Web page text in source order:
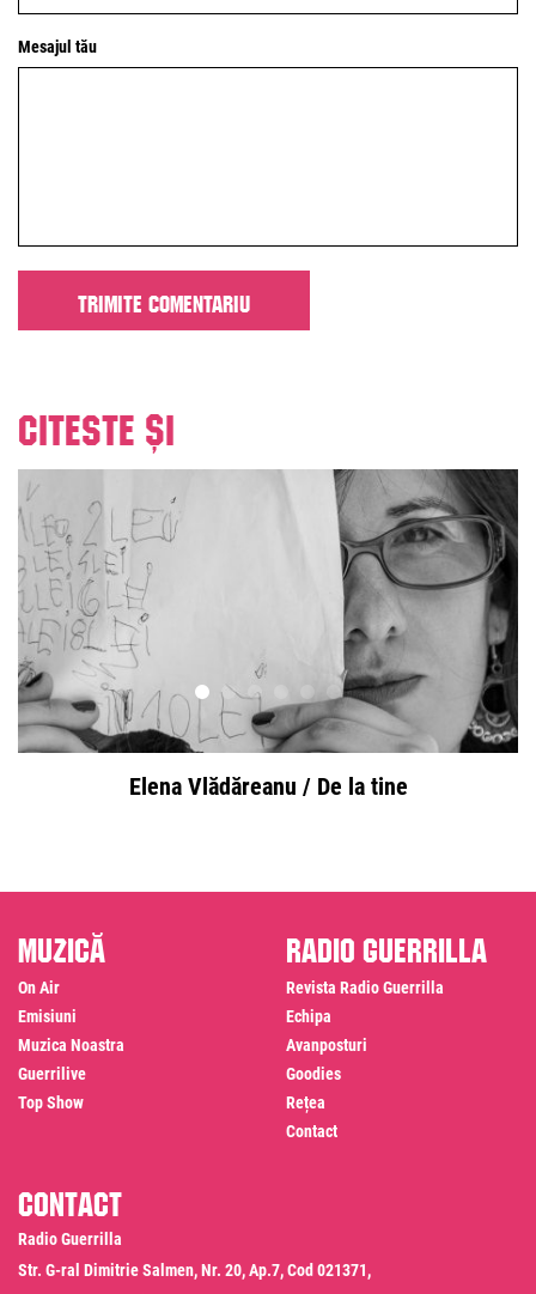
Mesajul tău
Citeste și
Elena Vlădăreanu / De la tine
Muzică
On Air
Emisiuni
Muzica Noastra
Guerrilive
Top Show
Radio Guerrilla
Revista Radio Guerrilla
Echipa
Avanposturi
Goodies
Rețea
Contact
Contact
Radio Guerrilla
Str. G-ral Dimitrie Salmen, Nr. 20, Ap.7, Cod 021371,